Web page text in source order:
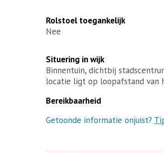
Rolstoel toegankelijk
Nee
Situering in wijk
Binnentuin, dichtbij
locatie ligt op loopafstand van
Bereikbaarheid
Getoonde informatie onjuist?